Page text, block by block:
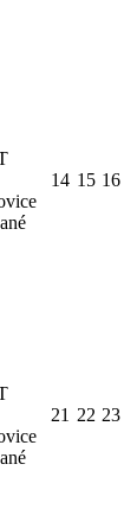
14 15 16
21 22 23